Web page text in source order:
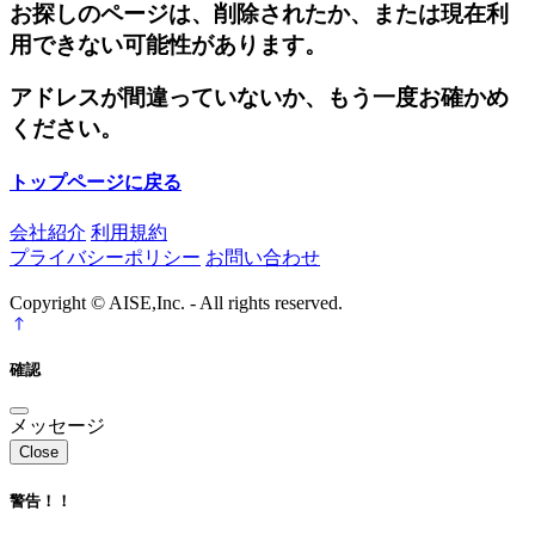
お探しのページは、削除されたか、または現在利
用できない可能性があります。
アドレスが間違っていないか、もう一度お確かめ
ください。
トップページに戻る
会社紹介 利用規約
プライバシーポリシー お問い合わせ
Copyright © AISE,Inc. - All rights reserved.
確認
メッセージ
Close
警告！！